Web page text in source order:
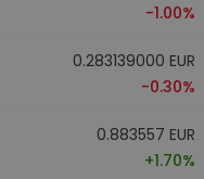
-1.00%
0.283139000 EUR
-0.30%
0.883557 EUR
+1.70%